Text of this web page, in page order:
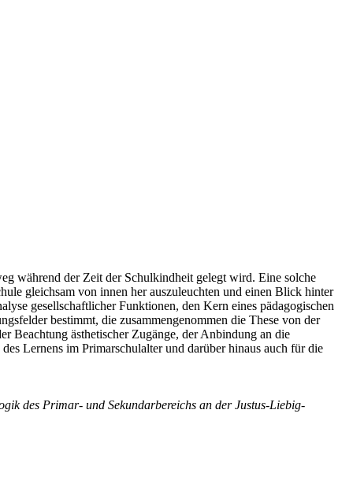
während der Zeit der Schulkindheit gelegt wird. Eine solche
gleichsam von innen her auszuleuchten und einen Blick hinter
gesellschaftlicher Funktionen, den Kern eines pädagogischen
bestimmt, die zusammengenommen die These von der
Beachtung ästhetischer Zugänge, der Anbindung an die
Lernens im Primarschulalter und darüber hinaus auch für die
des Primar- und Sekundarbereichs an der Justus-Liebig-